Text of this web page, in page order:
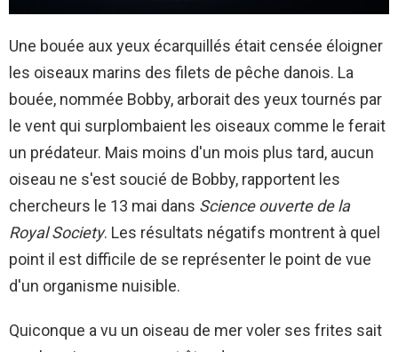
Une bouée aux yeux écarquillés était censée éloigner
les oiseaux marins des filets de pêche danois. La
bouée, nommée Bobby, arborait des yeux tournés par
le vent qui surplombaient les oiseaux comme le ferait
un prédateur. Mais moins d'un mois plus tard, aucun
oiseau ne s'est soucié de Bobby, rapportent les
chercheurs le 13 mai dans Science ouverte de la
Royal Society. Les résultats négatifs montrent à quel
point il est difficile de se représenter le point de vue
d'un organisme nuisible.
Quiconque a vu un oiseau de mer voler ses frites sait